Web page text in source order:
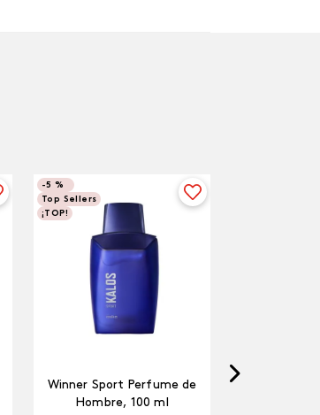
-5 %
Top Sellers
¡TOP!
Winner Sport Perfume de
Hombre, 100 ml